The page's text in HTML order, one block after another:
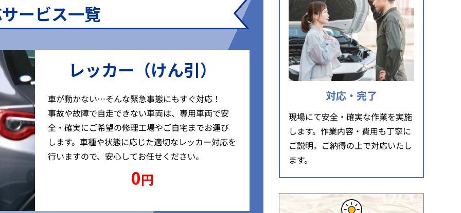
ービス一覧
レッカー（けん引）
車が動かない…そんな緊急事態にもすぐ対応！
事故や故障で自走できない車両は、専用車両で安
全・確実にご希望の修理工場やご自宅までお運び
します。車種や状態に応じた適切なレッカー対応を
行いますので、安心してお任せください。
0円
対応・完了
現場にて安全・確実な作業を実施
します。作業内容・費用も丁寧に
ご説明。ご納得の上で対応いたし
ます。